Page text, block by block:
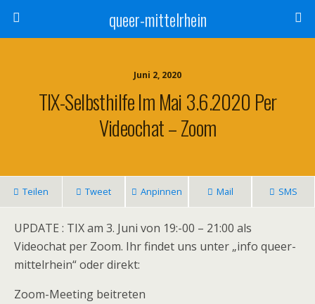
queer-mittelrhein
Juni 2, 2020
TIX-Selbsthilfe Im Mai 3.6.2020 Per
Videochat – Zoom
Teilen Tweet Anpinnen Mail SMS
UPDATE : TIX am 3. Juni von 19:-00 – 21:00 als
Videochat per Zoom. Ihr findet uns unter „info queer-
mittelrhein“ oder direkt:
Zoom-Meeting beitreten